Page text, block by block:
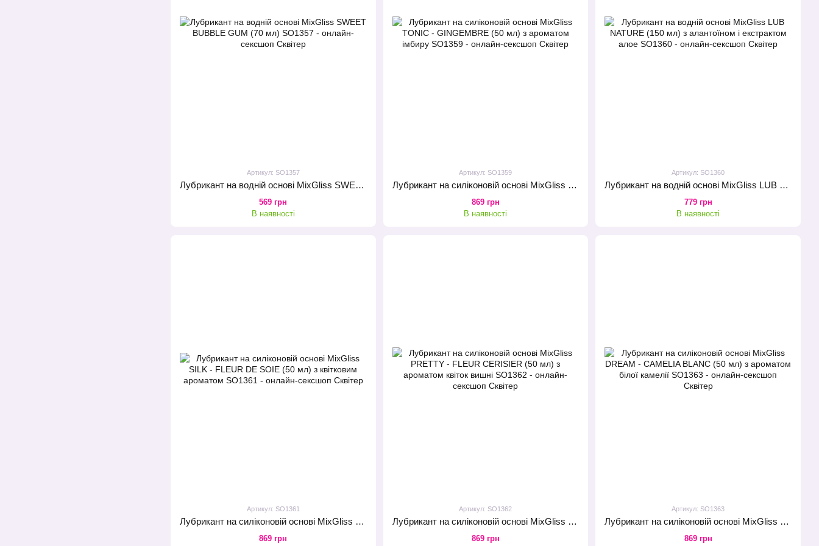
Артикул: SO1357
Лубрикант на водній основі MixGliss SWEET BUBBLE GUM (70 мл)
569 грн
В наявності
Артикул: SO1359
Лубрикант на силіконовій основі MixGliss TONIC - GINGEMBRE (50 мл) з ароматом імбиру
869 грн
В наявності
Артикул: SO1360
Лубрикант на водній основі MixGliss LUB NATURE (150 мл) з алантоїном і екстрактом алое
779 грн
В наявності
Артикул: SO1361
Лубрикант на силіконовій основі MixGliss SILK - FLEUR DE SOIE (50 мл) з квітковим ароматом
869 грн
Артикул: SO1362
Лубрикант на силіконовій основі MixGliss PRETTY - FLEUR CERISIER (50 мл) з ароматом квіток вишні
869 грн
Артикул: SO1363
Лубрикант на силіконовій основі MixGliss DREAM - CAMELIA BLANC (50 мл) з ароматом білої камелії
869 грн